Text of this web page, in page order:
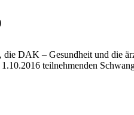
DAK – Gesundheit und die
teilnehmenden